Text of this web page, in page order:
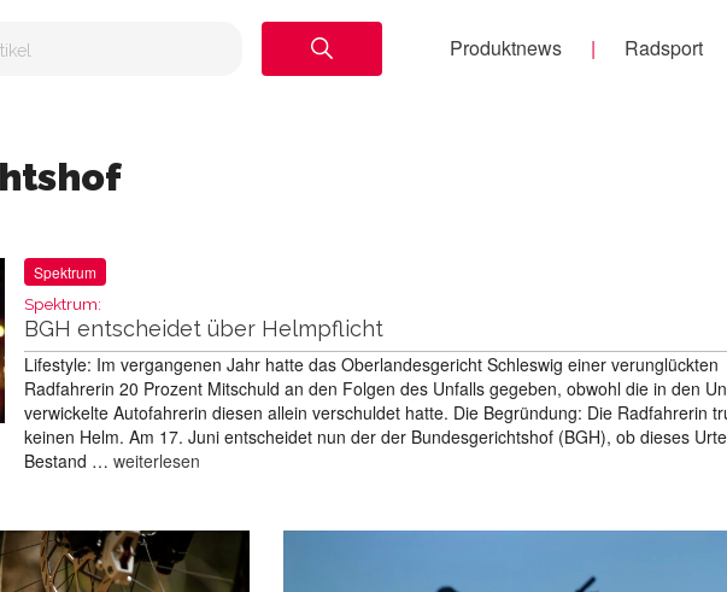
Produktnews Radsport
Spektrum
Spektrum:
BGH entscheidet über Helmpflicht
Lifestyle: Im vergangenen Jahr hatte das Oberlandesgericht Schleswig einer verunglückten
Radfahrerin 20 Prozent Mitschuld an den Folgen des Unfalls gegeben, obwohl die in den
verwickelte Autofahrerin diesen allein verschuldet hatte. Die Begründung: Die Radfahrerin
keinen Helm. Am 17. Juni entscheidet nun der der Bundesgerichtshof (BGH), ob dieses
Bestand … weiterlesen